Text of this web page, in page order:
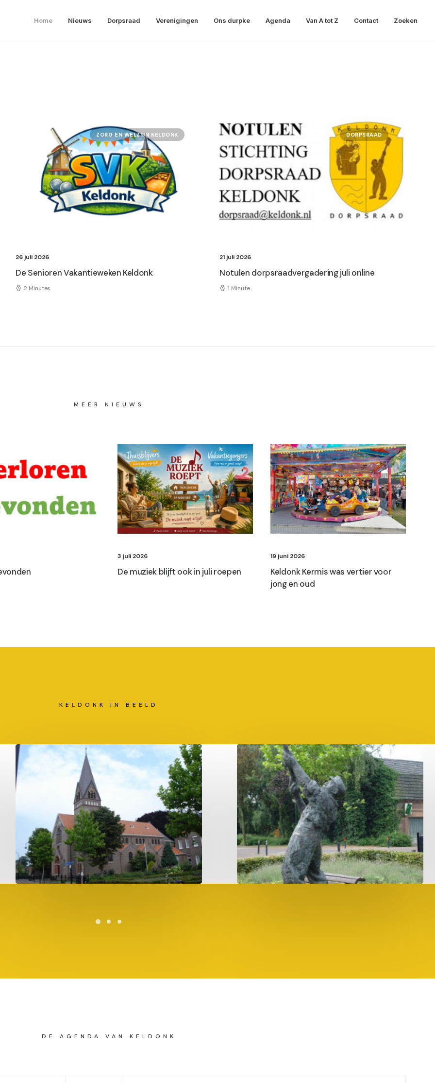
Home Nieuws Dorpsraad Verenigingen Ons durpke Agenda Van A tot Z Contact Zoeken
ZORG EN WELZIJN KELDONK
26 juli 2026
De Senioren Vakantieweken Keldonk
2 Minutes
DORPSRAAD
21 juli 2026
Notulen dorpsraadvergadering juli online
1 Minute
MEER NIEUWS
3 juli 2026
De muziek blijft ook in juli roepen
19 juni 2026
Keldonk Kermis was vertier voor
jong en oud
KELDONK IN BEELD
DE AGENDA VAN KELDONK